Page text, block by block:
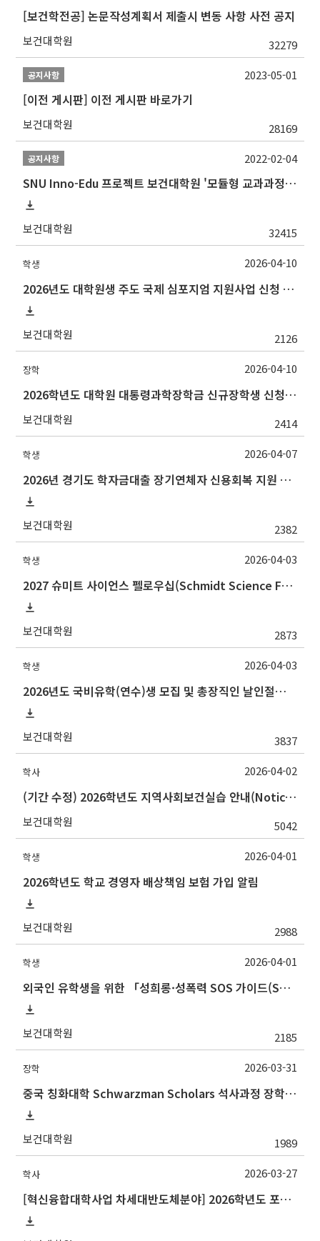
[보건학전공] 논문작성계획서 제출시 변동 사항 사전 공지
보건대학원 32279
공지사항
[이전 게시판] 이전 게시판 바로가기
보건대학원 28169
2023-05-01
공지사항
SNU Inno-Edu 프로젝트 보건대학원 '모듈형 교과과정' 안내(revised 2022/2/28)
보건대학원 32415
2022-02-04
학생
2026년도 대학원생 주도 국제 심포지엄 지원사업 신청 안내
보건대학원 2126
2026-04-10
장학
2026학년도 대학원 대통령과학장학금 신규장학생 신청 및 선발 안내
보건대학원 2414
2026-04-10
학생
2026년 경기도 학자금대출 장기연체자 신용회복 지원 사업 안내
보건대학원 2382
2026-04-07
학생
2027 슈미트 사이언스 펠로우십(Schmidt Science Fellows) 후보자 선발 안내
보건대학원 2873
2026-04-03
학생
2026년도 국비유학(연수)생 모집 및 총장직인 날인절차 안내
보건대학원 3837
2026-04-03
학사
(기간 수정) 2026학년도 지역사회보건실습 안내(Notice for 2026 Community Health Field Training)
보건대학원 5042
2026-04-02
학생
2026학년도 학교 경영자 배상책임 보험 가입 알림
보건대학원 2988
2026-04-01
학생
외국인 유학생을 위한 「성희롱·성폭력 SOS 가이드(SOS Guide for International Students on Sexual Harassment and Sexual Violence)
보건대학원 2185
2026-04-01
장학
중국 칭화대학 Schwarzman Scholars 석사과정 장학 프로그램 안내
보건대학원 1989
2026-03-31
학사
[혁신융합대학사업 차세대반도체분야] 2026학년도 포항공과대학교 하계 계절학기 교류 수학 안내
2026-03-27